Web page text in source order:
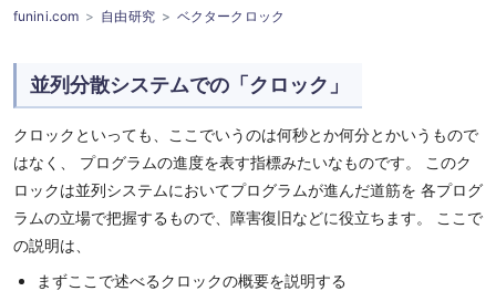
funini.com 自由研究 ベクタークロック
並列分散システムでの「クロック」
クロックといっても、ここでいうのは何秒とか何分とかいうもので
はなく、 プログラムの進度を表す指標みたいなものです。 このク
ロックは並列システムにおいてプログラムが進んだ道筋を 各プログ
ラムの立場で把握するもので、障害復旧などに役立ちます。 ここで
の説明は、
まずここで述べるクロックの概要を説明する